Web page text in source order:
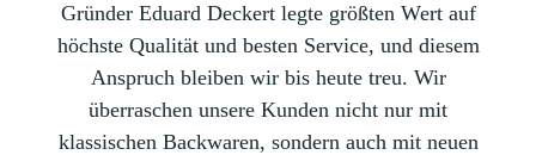
Gründer Eduard Deckert legte größten Wert auf
höchste Qualität und besten Service, und diesem
Anspruch bleiben wir bis heute treu. Wir
überraschen unsere Kunden nicht nur mit
klassischen Backwaren, sondern auch mit neuen